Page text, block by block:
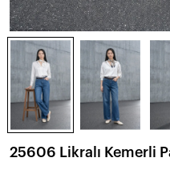
25606 Likralı Kemerli